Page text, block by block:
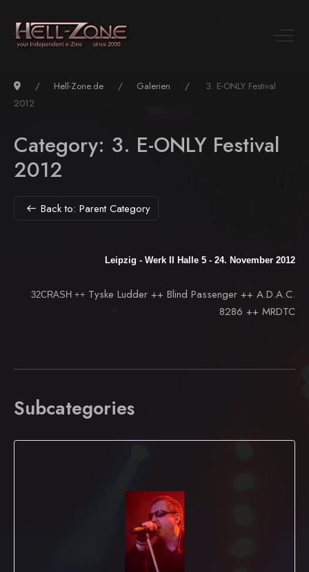
Hell-Zone.de Galerien
3. E-ONLY Festival
2012
Category: 3. E-ONLY Festival
2012
Back to: Parent Category
Leipzig - Werk II Halle 5 - 24. November 2012
32CRASH ++ Tyske Ludder ++ Blind Passenger ++ A.D.A.C.
8286 ++ MRDTC
Subcategories